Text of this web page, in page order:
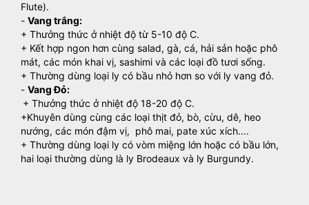
Flute).
- Vang trắng:
+ Thưởng thức ở nhiệt độ từ 5-10 độ C.
+ Kết hợp ngon hơn cùng salad, gà, cá, hải sản hoặc phô
mát, các món khai vị, sashimi và các loại đồ tươi sống.
+ Thường dùng loại ly có bầu nhỏ hơn so với ly vang đỏ.
- Vang Đỏ:
+ Thưởng thức ở nhiệt độ 18-20 độ C.
+Khuyên dùng cùng các loại thịt đỏ, bò, cừu, dê, heo
nướng, các món đậm vị, phô mai, pate xúc xích....
+ Thường dùng loại ly có vòm miệng lớn hoặc có bầu lớn,
hai loại thường dùng là ly Brodeaux và ly Burgundy.